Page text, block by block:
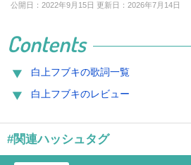
公開日：2022年9月15日 更新日：2026年7月14日
Contents
白上フブキの歌詞一覧
白上フブキのレビュー
#関連ハッシュタグ